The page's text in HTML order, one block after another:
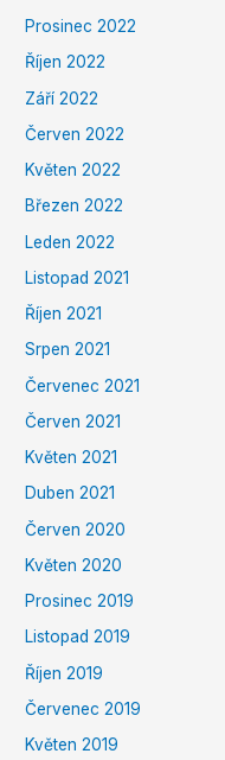
Prosinec 2022
Říjen 2022
Září 2022
Červen 2022
Květen 2022
Březen 2022
Leden 2022
Listopad 2021
Říjen 2021
Srpen 2021
Červenec 2021
Červen 2021
Květen 2021
Duben 2021
Červen 2020
Květen 2020
Prosinec 2019
Listopad 2019
Říjen 2019
Červenec 2019
Květen 2019